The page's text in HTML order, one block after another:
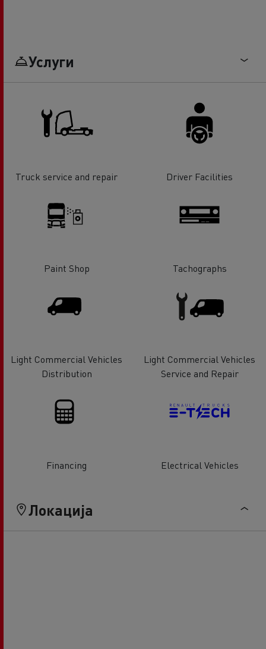
Услуги
Truck service and repair Driver Facilities
Paint Shop Tachographs
Light Commercial Vehicles
Distribution
Light Commercial Vehicles
Service and Repair
Financing Electrical Vehicles
Локација